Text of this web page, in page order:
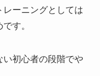
ーニングとしては
す。
初心者の段階でや